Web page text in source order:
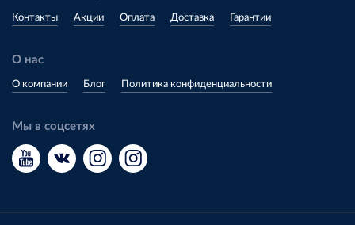
Контакты Акции Оплата Доставка Гарантии
О нас
О компании Блог Политика конфиденциальности
Мы в соцсетях